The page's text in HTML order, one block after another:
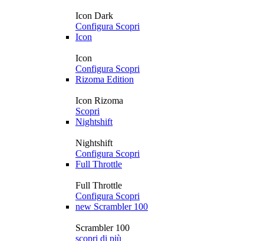
Icon Dark
Configura Scopri
Icon
Icon
Configura Scopri
Rizoma Edition
Icon Rizoma
Scopri
Nightshift
Nightshift
Configura Scopri
Full Throttle
Full Throttle
Configura Scopri
new Scrambler 100
Scrambler 100
scopri di più